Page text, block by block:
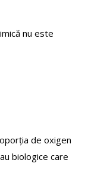
nu este
de oxigen
biologice care